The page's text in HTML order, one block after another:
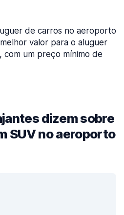
de carros no aeroporto
valor para o aluguer
com um preço mínimo de
dizem sobre
SUV no aeroporto